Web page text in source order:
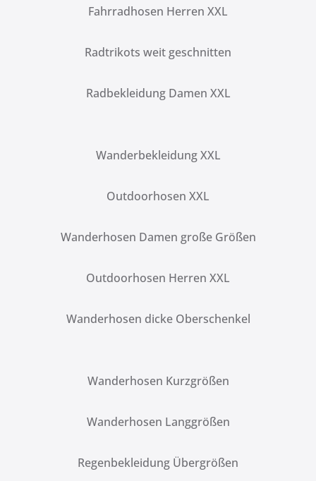
Fahrradhosen Herren XXL
Radtrikots weit geschnitten
Radbekleidung Damen XXL
Wanderbekleidung XXL
Outdoorhosen XXL
Wanderhosen Damen große Größen
Outdoorhosen Herren XXL
Wanderhosen dicke Oberschenkel
Wanderhosen Kurzgrößen
Wanderhosen Langgrößen
Regenbekleidung Übergrößen